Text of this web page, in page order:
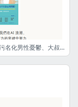
【電子書週報】采實文化全書系62折起★理解並去污名化男性憂鬱、大叔靠投資逆天改命★年中盤點心理帳簿斷捨離！